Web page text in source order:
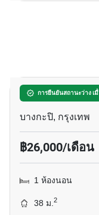
การยืนยันสถานะว่าง เ
คลาวด์ ทองหล่
บางกะปิ, กรุงเทพ
฿26,000/เดือน
1 ห้องนอน
38 ม.2